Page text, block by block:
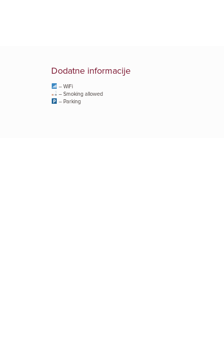
Dodatne informacije
– WiFi
– Smoking allowed
– Parking